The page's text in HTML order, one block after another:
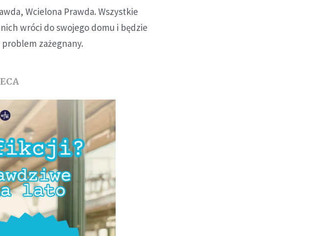
Wcielona Prawda. Wszystkie
wróci do swojego domu i będzie
zażegnany.